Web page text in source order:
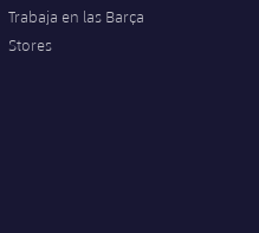
Trabaja en las Barça
Stores